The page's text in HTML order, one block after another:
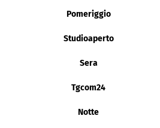
Pomeriggio
Studioaperto
Sera
Tgcom24
Notte